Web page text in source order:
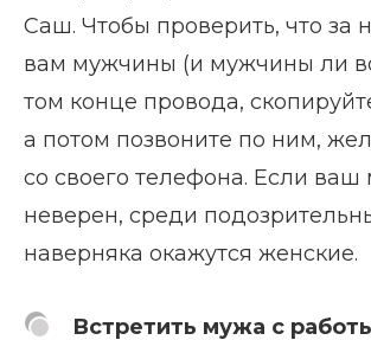
Саш. Чтобы проверить, что за
вам мужчины (и мужчины ли
том конце провода,
а потом позвоните по ним,
со своего телефона. Если ваш
неверен, среди
наверняка окажутся женские.
Встретить мужа с